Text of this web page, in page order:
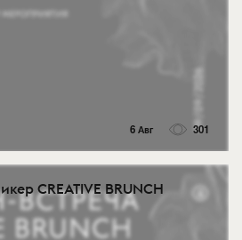
6 Авг 301
CREATIVE BRUNCH